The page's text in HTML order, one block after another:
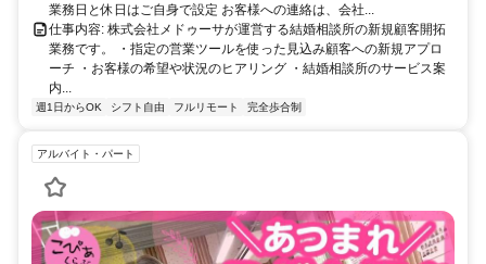
業務日と休日はご自身で設定 お客様への連絡は、会社...
仕事内容: 株式会社メドゥーサが運営する結婚相談所の新規顧客開拓
業務です。 ・指定の営業ツールを使った見込み顧客への新規アプロ
ーチ ・お客様の希望や状況のヒアリング ・結婚相談所のサービス案
内...
週1日からOK シフト自由 フルリモート 完全歩合制
アルバイト・パート